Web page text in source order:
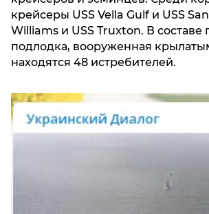
крейсеры USS Vella Gulf и USS
Williams и USS Truxton. В
подлодка, вооруженная
находятся 48 истребителей.